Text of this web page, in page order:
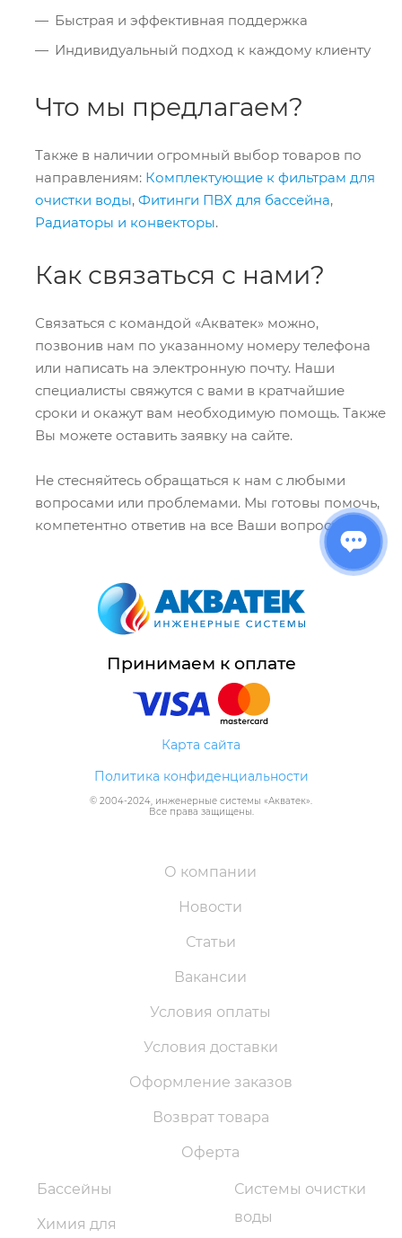
Быстрая и эффективная поддержка
Индивидуальный подход к каждому клиенту
Что мы предлагаем?
Также в наличии огромный выбор товаров по
направлениям: Комплектующие к фильтрам для
очистки воды, Фитинги ПВХ для бассейна,
Радиаторы и конвекторы.
Как связаться с нами?
Связаться с командой «Акватек» можно,
позвонив нам по указанному номеру телефона
или написать на электронную почту. Наши
специалисты свяжутся с вами в кратчайшие
сроки и окажут вам необходимую помощь. Также
Вы можете оставить заявку на сайте.
Не стесняйтесь обращаться к нам с любыми
вопросами или проблемами. Мы готовы помочь,
компетентно ответив на все Ваши вопросы!
Принимаем к оплате
Карта сайта
Политика конфиденциальности
© 2004-2024, инженерные системы «Акватек».
Все права защищены.
О компании
Новости
Статьи
Вакансии
Условия оплаты
Условия доставки
Оформление заказов
Возврат товара
Оферта
Бассейны
Химия для
Системы очистки
воды